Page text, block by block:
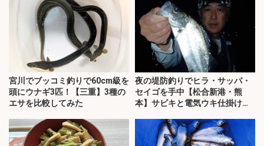
宮川でブッコミ釣りで60cm級を
頭にウナギ3匹！【三重】3種の
エサを比較してみた
夜の堤防釣りでヒラ・サッパ・
セイゴを手中【松合新港・熊
本】サビキと電気ウキ仕掛けで